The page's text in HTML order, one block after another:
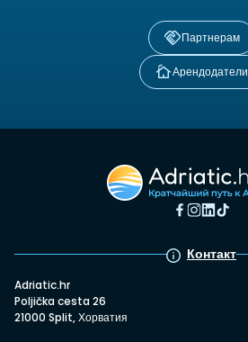
Партнерам
Арендодатели
Контакт
Adriatic.hr
Poljička cesta 26
21000 Split, Хорватия